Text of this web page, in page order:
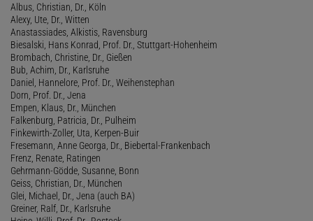
Albus, Christian, Dr., Köln
Alexy, Ute, Dr., Witten
Anastassiades, Alkistis, Ravensburg
Biesalski, Hans Konrad, Prof. Dr., Stuttgart-Hohenheim
Brombach, Christine, Dr., Gießen
Bub, Achim, Dr., Karlsruhe
Daniel, Hannelore, Prof. Dr., Weihenstephan
Dorn, Prof. Dr., Jena
Empen, Klaus, Dr., München
Falkenburg, Patricia, Dr., Pulheim
Finkewirth-Zoller, Uta, Kerpen-Buir
Fresemann, Anne Georga, Dr., Biebertal-Frankenbach
Frenz, Renate, Ratingen
Gehrmann-Gödde, Susanne, Bonn
Geiss, Christian, Dr., München
Glei, Michael, Dr., Jena (auch BA)
Greiner, Ralf, Dr., Karlsruhe